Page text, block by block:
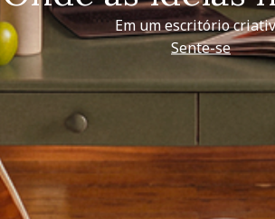
Em um escritório
Sente-se